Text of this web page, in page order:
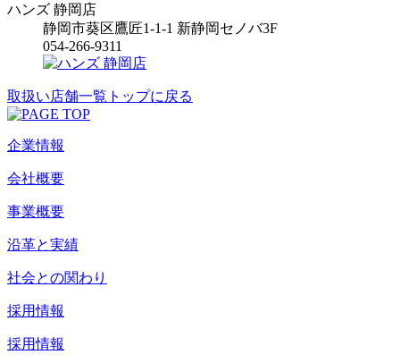
ハンズ 静岡店
静岡市葵区鷹匠1-1-1 新静岡セノバ3F
054-266-9311
取扱い店舗一覧トップに戻る
企業情報
会社概要
事業概要
沿革と実績
社会との関わり
採用情報
採用情報